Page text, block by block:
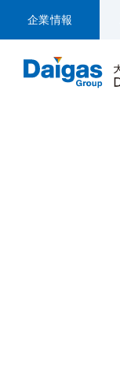
企業情報